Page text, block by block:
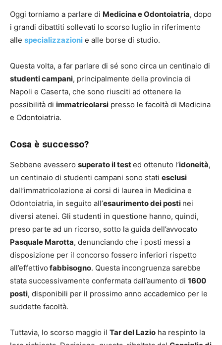
Oggi torniamo a parlare di Medicina e Odontoiatria, dopo
i grandi dibattiti sollevati lo scorso luglio in riferimento
alle specializzazioni e alle borse di studio.
Questa volta, a far parlare di sé sono circa un centinaio di
studenti campani, principalmente della provincia di
Napoli e Caserta, che sono riusciti ad ottenere la
possibilità di immatricolarsi presso le facoltà di Medicina
e Odontoiatria.
Cosa è successo?
Sebbene avessero superato il tested ottenuto l’idoneità,
un centinaio di studenti campani sono stati esclusi
dall’immatricolazione ai corsi di laurea in Medicina e
Odontoiatria, in seguito all’esaurimento dei posti nei
diversi atenei. Gli studenti in questione hanno, quindi,
preso parte ad un ricorso, sotto la guida dell’avvocato
Pasquale Marotta, denunciando che i posti messi a
disposizione per il concorso fossero inferiori rispetto
all’effettivo fabbisogno. Questa incongruenza sarebbe
stata successivamente confermata dall’aumento di 1600
posti, disponibili per il prossimo anno accademico per le
suddette facoltà.
Tuttavia, lo scorso maggio il Tar del Lazio ha respinto la